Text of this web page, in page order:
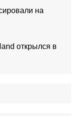
на
открылся в